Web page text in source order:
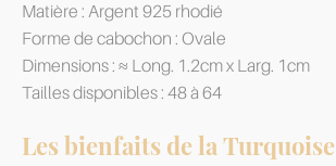
Matière : Argent 925 rhodié
Forme de cabochon : Ovale
Dimensions : ≈ Long. 1.2cm x Larg. 1cm
Tailles disponibles : 48 à 64
Les bienfaits de la Turquoise